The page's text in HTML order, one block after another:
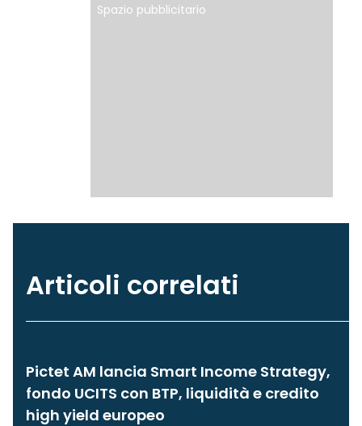
Spazio pubblicitario
Articoli correlati
Pictet AM lancia Smart Income Strategy,
fondo UCITS con BTP, liquidità e credito
high yield europeo